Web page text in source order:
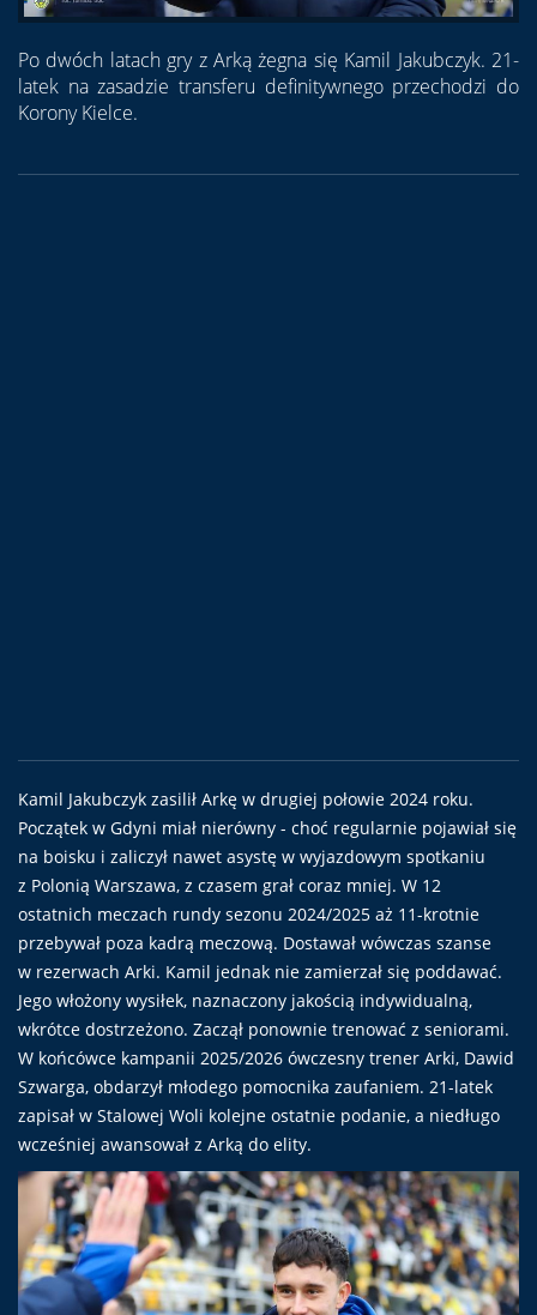
Po dwóch latach gry z Arką żegna się Kamil Jakubczyk. 21-
latek na zasadzie transferu definitywnego przechodzi do
Korony Kielce.
Kamil Jakubczyk zasilił Arkę w drugiej połowie 2024 roku.
Początek w Gdyni miał nierówny - choć regularnie pojawiał się
na boisku i zaliczył nawet asystę w wyjazdowym spotkaniu
z Polonią Warszawa, z czasem grał coraz mniej. W 12
ostatnich meczach rundy sezonu 2024/2025 aż 11-krotnie
przebywał poza kadrą meczową. Dostawał wówczas szanse
w rezerwach Arki. Kamil jednak nie zamierzał się poddawać.
Jego włożony wysiłek, naznaczony jakością indywidualną,
wkrótce dostrzeżono. Zaczął ponownie trenować z seniorami.
W końcówce kampanii 2025/2026 ówczesny trener Arki, Dawid
Szwarga, obdarzył młodego pomocnika zaufaniem. 21-latek
zapisał w Stalowej Woli kolejne ostatnie podanie, a niedługo
wcześniej awansował z Arką do elity.